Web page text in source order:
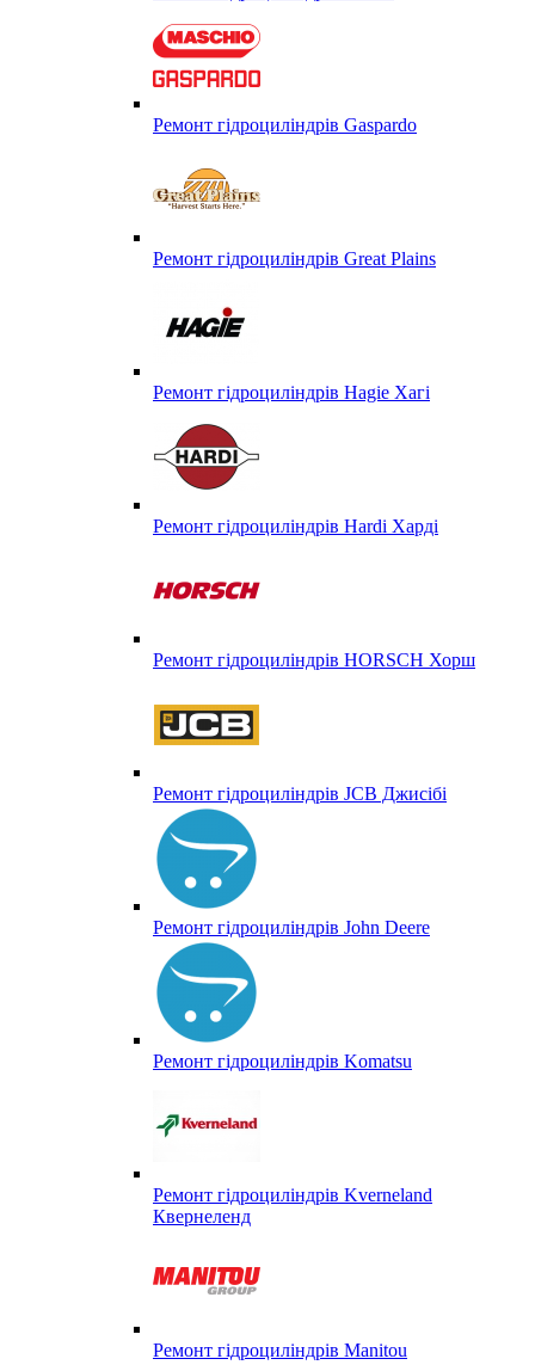
Ремонт гідроциліндрів Gaspardo
Ремонт гідроциліндрів Great Plains
Ремонт гідроциліндрів Hagie Хагі
Ремонт гідроциліндрів Hardi Харді
Ремонт гідроциліндрів HORSCH Хорш
Ремонт гідроциліндрів JCB Джисібі
Ремонт гідроциліндрів John Deere
Ремонт гідроциліндрів Komatsu
Ремонт гідроциліндрів Kverneland
Квернеленд
Ремонт гідроциліндрів Manitou